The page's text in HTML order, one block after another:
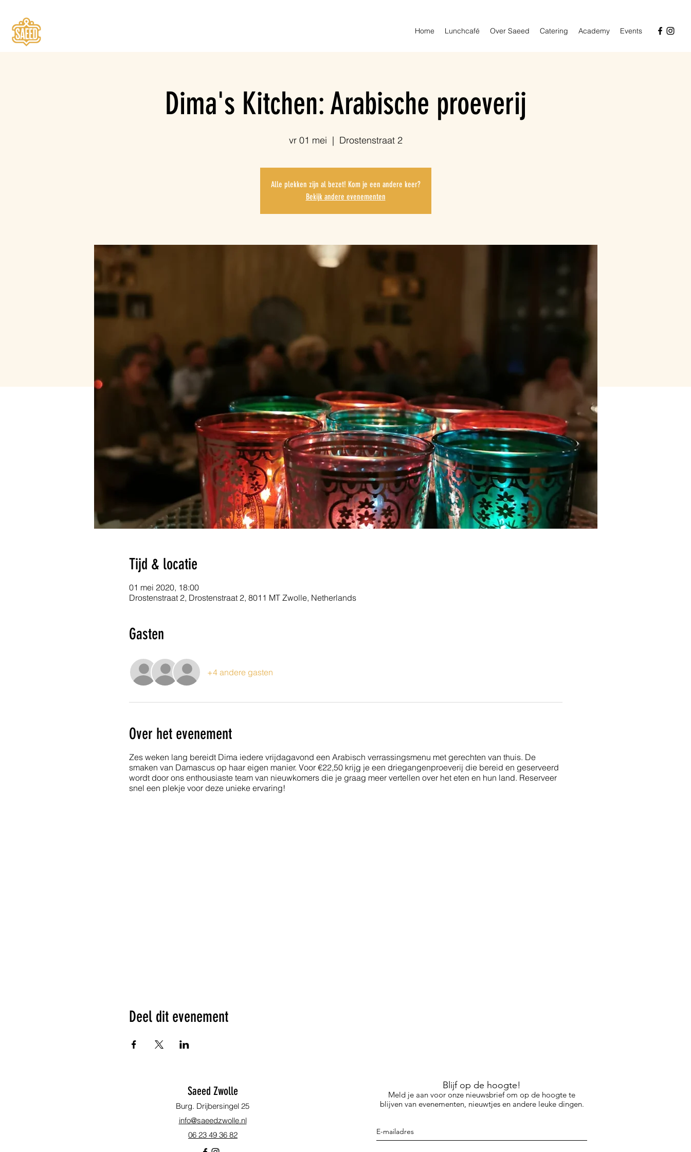
Home Lunchcafé Over Saeed Catering Academy Events
Dima's Kitchen: Arabische proeverij
vr 01 mei
  |
Drostenstraat 2
Alle plekken zijn al bezet! Kom je een andere keer?
Bekijk andere evenementen
Tijd & locatie
01 mei 2020, 18:00
Drostenstraat 2, Drostenstraat 2, 8011 MT Zwolle, Netherlands
Gasten
+4 andere gasten
Over het evenement
Zes weken lang bereidt Dima iedere vrijdagavond een Arabisch verrassingsmenu met gerechten van thuis. De
smaken van Damascus op haar eigen manier. Voor €22,50 krijg je een driegangenproeverij die bereid en geserveerd
wordt door ons enthousiaste team van nieuwkomers die je graag meer vertellen over het eten en hun land. Reserveer
snel een plekje voor deze unieke ervaring!
Deel dit evenement
Saeed Zwolle
Burg. Drijbersingel 25
info@saeedzwolle.nl
06 23 49 36 82
Blijf op de hoogte!
Meld je aan voor onze nieuwsbrief om op de hoogte te
blijven van evenementen, nieuwtjes en andere leuke dingen.